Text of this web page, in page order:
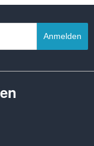
Anmelden